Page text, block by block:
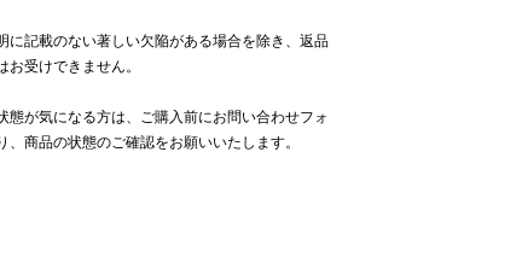
に記載のない著しい欠陥がある場合を除き、返品
お受けできません。
態が気になる方は、ご購入前にお問い合わせフォ
、商品の状態のご確認をお願いいたします。